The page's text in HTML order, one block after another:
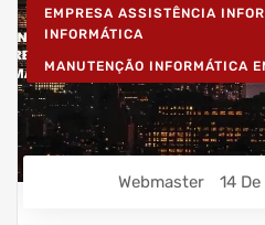
EMPRESA ASSISTÊNCIA
INFORMÁTICA
MANUTENÇÃO INFORMÁTICA
Webmaster 14